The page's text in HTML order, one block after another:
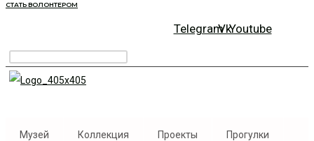
СТАТЬ ВОЛОНТЕРОМ
TelegramVkYoutube
Музей Коллекция Проекты Прогулки